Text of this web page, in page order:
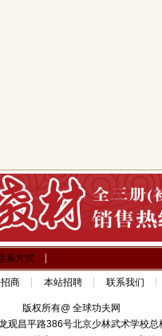
系方式
商 本站招聘 联系我们
版权所有@ 全球功夫网
观昌平路386号北京少林武术学校